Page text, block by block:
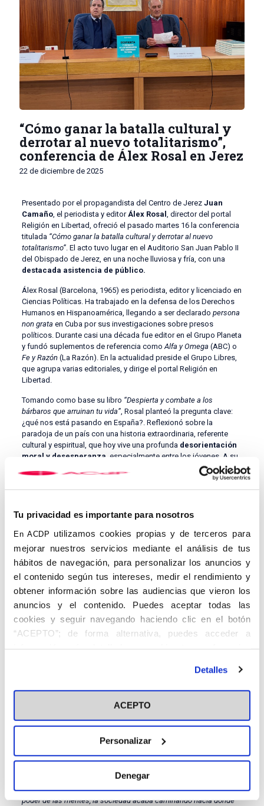
Tu privacidad es importante para nosotros
En ACDP utilizamos cookies propias y de terceros para
mejorar nuestros servicios mediante el análisis de tus
hábitos de navegación, para personalizar los anuncios y
el contenido según tus intereses, medir el rendimiento y
obtener información sobre las audiencias que vieron los
anuncios y el contenido. Puedes aceptar todas las
cookies y seguir navegando haciendo clic en el botón
“ACEPTO”; de forma alternativa, puedes acceder a
información más detallada y cambiar tus preferencias
en el botón "Personalizar". Para más información puedes
visitar nuestra Política de Cookies
Detalles
ACEPTO
Personalizar
Denegar
“Cómo ganar la batalla cultural y
derrotar al nuevo totalitarismo”,
conferencia de Álex Rosal en Jerez
22 de diciembre de 2025
Presentado por el propagandista del Centro de Jerez Juan
Camaño, el periodista y editor Álex Rosal , director del portal
Religión en Libertad, ofreció el pasado martes 16 la conferencia
titulada “Cómo ganar la batalla cultural y derrotar al nuevo
totalitarismo”. El acto tuvo lugar en el Auditorio San Juan Pablo II
del Obispado de Jerez, en una noche lluviosa y fría, con una
destacada asistencia de público.
Álex Rosal (Barcelona, 1965) es periodista, editor y licenciado en
Ciencias Políticas. Ha trabajado en la defensa de los Derechos
Humanos en Hispanoamérica, llegando a ser declarado persona
non grata en Cuba por sus investigaciones sobre presos
políticos. Durante casi una década fue editor en el Grupo Planeta
y fundó suplementos de referencia como Alfa y Omega (ABC) o
Fe y Razón(La Razón). En la actualidad preside el Grupo Libres,
que agrupa varias editoriales, y dirige el portal Religión en
Libertad.
Tomando como base su libro “Despierta y combate a los
bárbaros que arruinan tu vida”, Rosal planteó la pregunta clave:
¿qué nos está pasando en España?. Reflexionó sobre la
paradoja de un país con una historia extraordinaria, referente
cultural y espiritual, que hoy vive una profunda desorientación
moral y desesperanza , especialmente entre los jóvenes. A su
juicio, más allá de las políticas actuales, existe desde hace más
de cinco décadas una
que ha erosionado los
valores tradicionales.
, quien defendía la conquista del poder no por la
pilares sociales. Según explicó, en los años setenta España
abandonó la batalla cultural, centrándose únicamente en la
literatura, el cine, la televisión y el teatro, configurando una
Rosal advirtió de que este proceso se desarrolla de forma sutil,
constante de miedo, la autocensura, la polarización social y la
manipulación del debate público.“Cuando los bárbaros toman el
poder de las mentes, la sociedad acaba caminando hacia donde